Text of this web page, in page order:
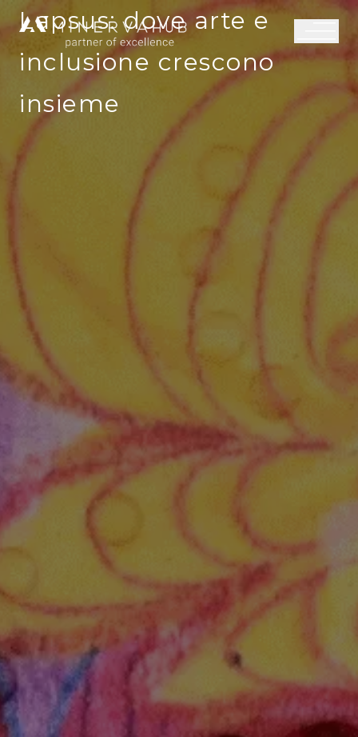
Lapsus: dove arte e
inclusione crescono
insieme